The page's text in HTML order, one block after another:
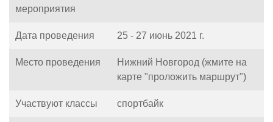
мероприятия
Дата проведения 25 - 27 июнь 2021 г.
Место проведения
Нижний Новгород (жмите на
карте "проложить маршрут")
Участвуют классы спортбайк